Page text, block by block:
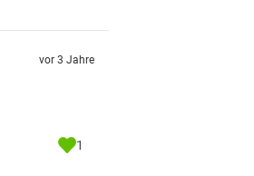
vor 3 Jahre
1